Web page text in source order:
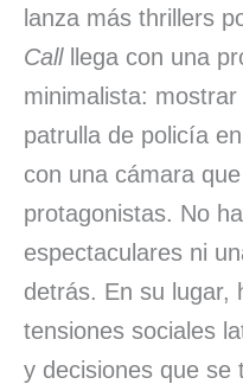
lanza más thrillers
Callllega con una
minimalista:
patrulla de policía
con una cámara
protagonistas. No
espectaculares ni
detrás. En su lugar,
tensiones sociales
y decisiones que se